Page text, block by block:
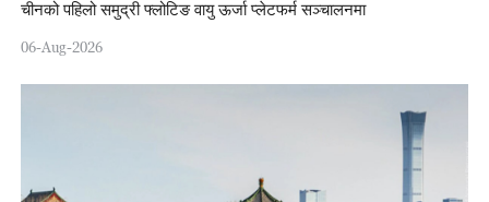
चीनको पहिलो समुद्री फ्लोटिङ वायु ऊर्जा प्लेटफर्म सञ्चालनमा
06-Aug-2026